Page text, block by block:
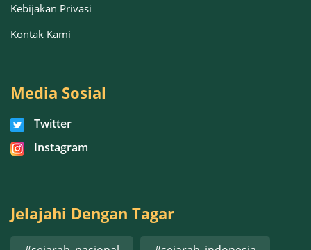
Kebijakan Privasi
Kontak Kami
Media Sosial
Twitter
Instagram
Jelajahi Dengan Tagar